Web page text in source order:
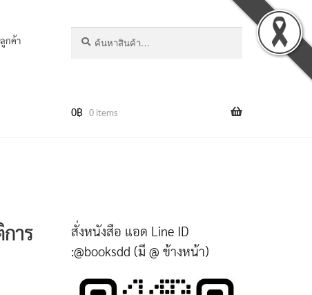
กค้า
0฿ 0 items
าร
สั่งหนังสือ แอด Line ID
:@booksdd (มี @ ข้างหน้า)